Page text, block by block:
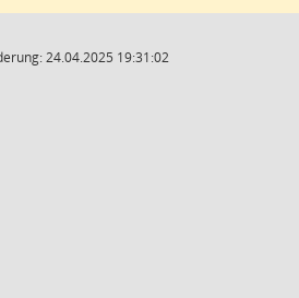
24.04.2025 19:31:02